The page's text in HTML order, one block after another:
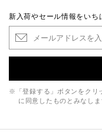
新入荷やセール情報をいち
※「登録する」ボタンをクリ
に同意したものとみなしま